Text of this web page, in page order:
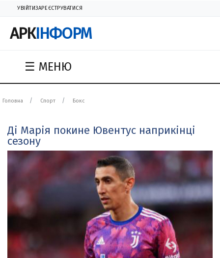
УВІЙТИЗАРЕЄСТРУВАТИСЯ
АРКІНФОРМ
☰ МЕНЮ
Головна Спорт Бокс
Ді Марія покине Ювентус наприкінці
сезону